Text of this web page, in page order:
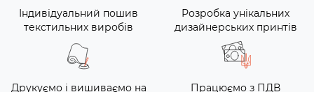
Індивідуальний пошив
текстильних виробів
Розробка унікальних
дизайнерських принтів
Друкуємо і вишиваємо на
Працюємо з ПДВ